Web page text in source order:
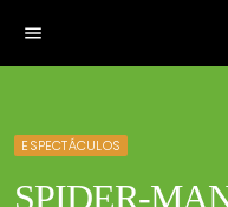
menu
ESPECTÁCULOS
SPIDER-